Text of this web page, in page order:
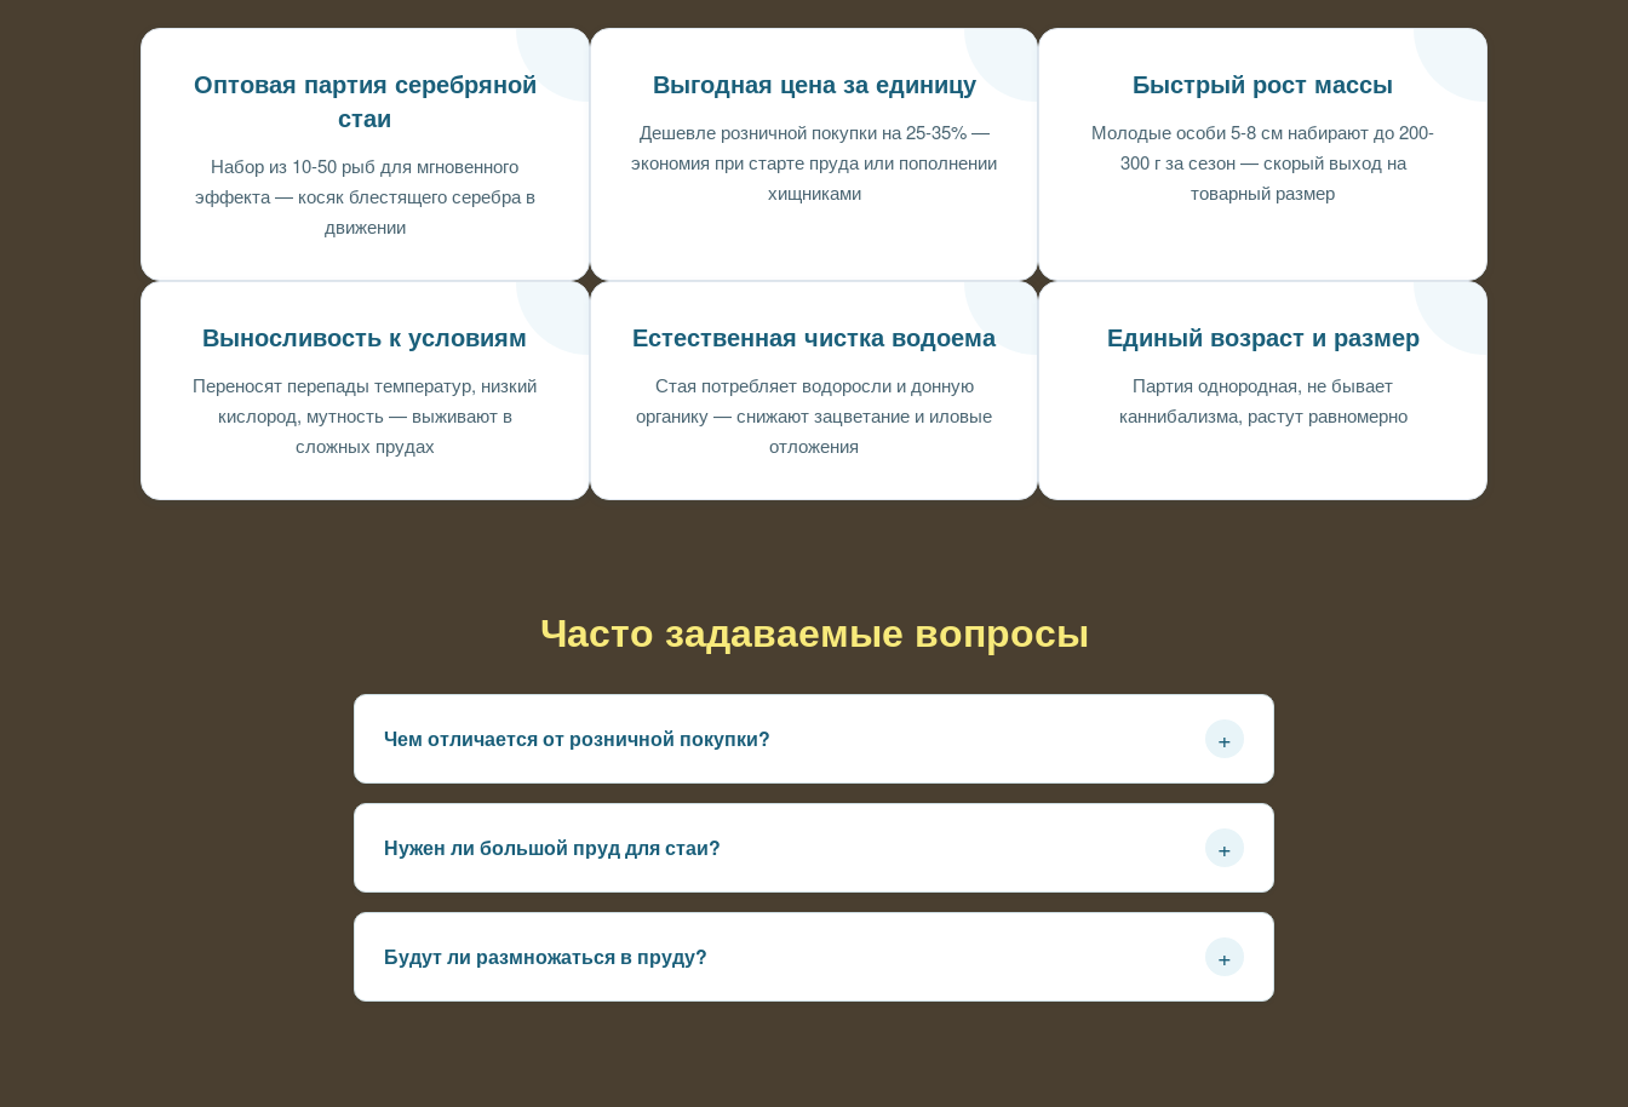
Оптовая партия серебряной
стаи
Набор из 10-50 рыб для мгновенного
эффекта — косяк блестящего серебра в
движении
Выгодная цена за единицу
Дешевле розничной покупки на 25-35% —
экономия при старте пруда или пополнении
хищниками
Быстрый рост массы
Молодые особи 5-8 см набирают до 200-
300 г за сезон — скорый выход на
товарный размер
Выносливость к условиям
Переносят перепады температур, низкий
кислород, мутность — выживают в
сложных прудах
Естественная чистка водоема
Стая потребляет водоросли и донную
органику — снижают зацветание и иловые
отложения
Единый возраст и размер
Партия однородная, не бывает
каннибализма, растут равномерно
Часто задаваемые вопросы
Чем отличается от розничной покупки? +
Цена ниже, размер мельче для лучшей приживаемости, нет выбора конкретных особей
Нужен ли большой пруд для стаи? +
Желательно от 2000 литров на 20-30 рыб — иначе конкуренция за корм, замедление роста
Будут ли размножаться в пруду? +